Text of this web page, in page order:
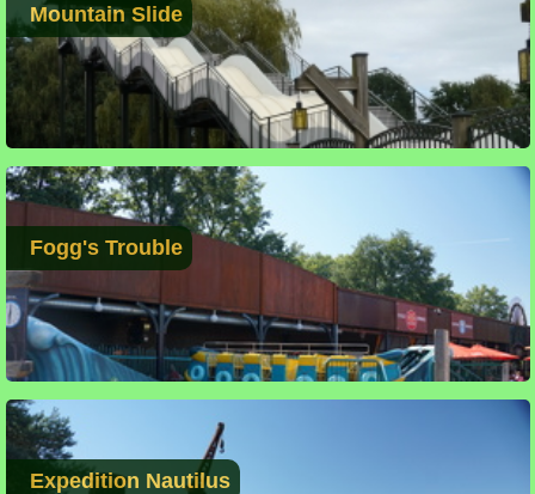
Mountain Slide
Fogg's Trouble
Expedition Nautilus